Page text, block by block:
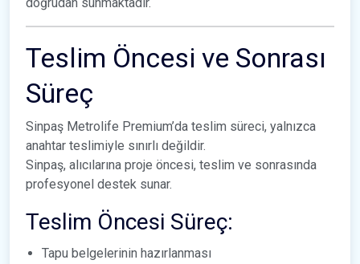
Teslim Öncesi ve Sonrası
Süreç
Sinpaş Metrolife Premium’da teslim süreci, yalnızca
anahtar teslimiyle sınırlı değildir.
Sinpaş, alıcılarına proje öncesi, teslim ve sonrasında
profesyonel destek sunar.
Teslim Öncesi Süreç:
Tapu belgelerinin hazırlanması